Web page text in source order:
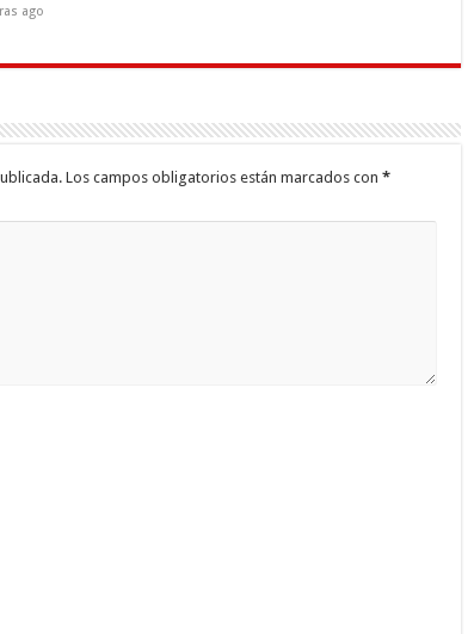
ago
Los campos obligatorios están marcados con *